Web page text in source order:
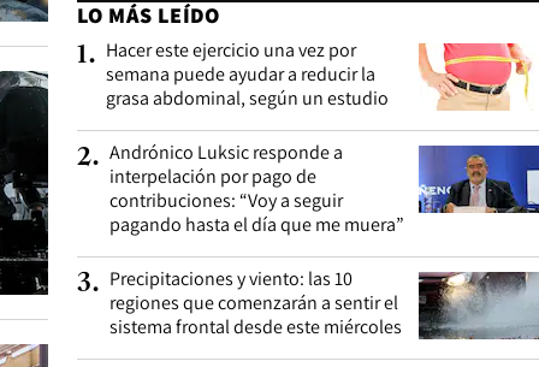
LO MÁS LEÍDO
1. Hacer este ejercicio una vez por
semana puede ayudar a reducir la
grasa abdominal, según un estudio
2. Andrónico Luksic responde a
interpelación por pago de
contribuciones: “Voy a seguir
pagando hasta el día que me muera”
3. Precipitaciones y viento: las 10
regiones que comenzarán a sentir el
sistema frontal desde este miércoles